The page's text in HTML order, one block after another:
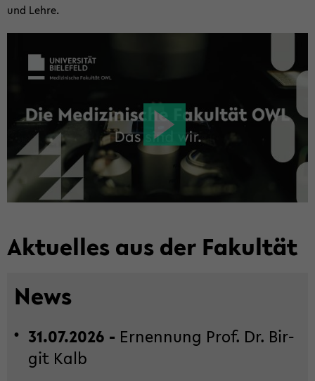
und Lehre.
Ak­tu­el­les aus der Fa­kul­tät
News
31.07.2026 - Er­nen­nung Prof. Dr. Bir­
git Kalb